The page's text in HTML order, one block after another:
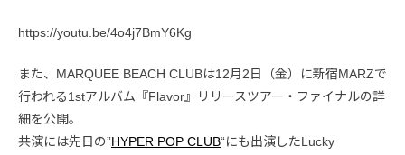
https://youtu.be/4o4j7BmY6Kg
また、MARQUEE BEACH CLUBは12月2日（金）に新宿MARZで
行われる1stアルバム『Flavor』リリースツアー・ファイナルの詳
細を公開。
共演には先日の”HYPER POP CLUB“にも出演したLucky